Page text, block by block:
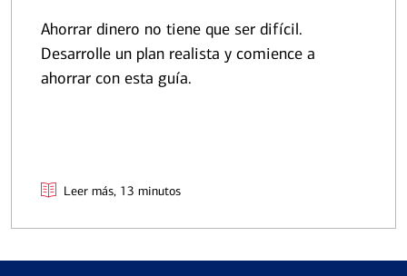
Ahorrar dinero no tiene que ser difícil.
Desarrolle un plan realista y comience a
ahorrar con esta guía.
Leer más, 13 minutos